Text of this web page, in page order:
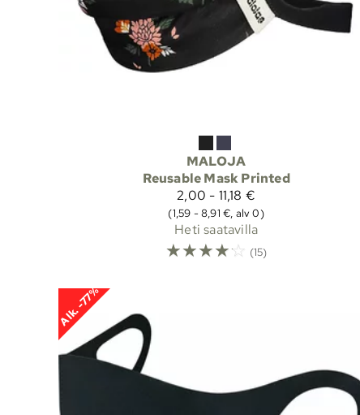
MALOJA
Reusable Mask Printed
2,00 - 11,18 €
(1,59 - 8,91 €, alv 0)
Heti saatavilla
☆☆☆☆☆ (15)
Alk. -77%